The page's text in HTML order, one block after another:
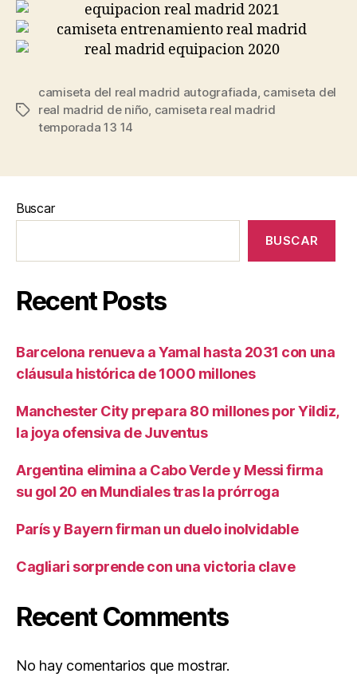
Etiquetas
camiseta del real madrid autografiada, camiseta del
real madrid de niño, camiseta real madrid
temporada 13 14
Buscar
BUSCAR
Recent Posts
Barcelona renueva a Yamal hasta 2031 con una
cláusula histórica de 1000 millones
Manchester City prepara 80 millones por Yildiz,
la joya ofensiva de Juventus
Argentina elimina a Cabo Verde y Messi firma
su gol 20 en Mundiales tras la prórroga
París y Bayern firman un duelo inolvidable
Cagliari sorprende con una victoria clave
Recent Comments
No hay comentarios que mostrar.